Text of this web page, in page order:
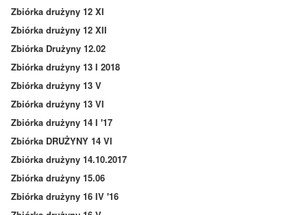
Zbiórka drużyny 12 XI
Zbiórka drużyny 12 XII
Zbiórka Drużyny 12.02
Zbiórka drużyny 13 I 2018
Zbiórka drużyny 13 V
Zbiórka drużyny 13 VI
Zbiórka drużyny 14 I '17
Zbiórka DRUŻYNY 14 VI
Zbiórka drużyny 14.10.2017
Zbiórka drużyny 15.06
Zbiórka drużyny 16 IV '16